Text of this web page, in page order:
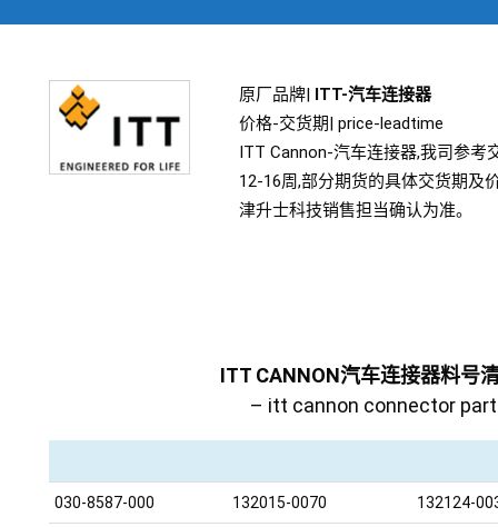
原厂品牌| ITT-汽车连接器
价格-交货期| price-leadtime
ITT Cannon-汽车连接器,我司参考
12-16周,部分期货的具体交货期及
津升士科技销售担当确认为准。
ITT CANNON汽车连接器料号
– itt cannon connector
030-8587-000 132015-0070 132124-